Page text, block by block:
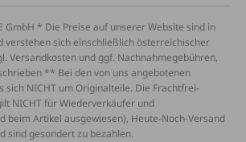
GmbH * Die Preise auf unserer Website sind in
verstehen sich einschließlich österreichischer
Versandkosten und ggf. Nachnahmegebühren,
** Bei den von uns angebotenen
sich NICHT um Originalteile. Die Frachtfrei-
NICHT für Wiederverkäufer und
beim Artikel ausgewiesen), Heute-Noch-Versand
sind gesondert zu bezahlen.